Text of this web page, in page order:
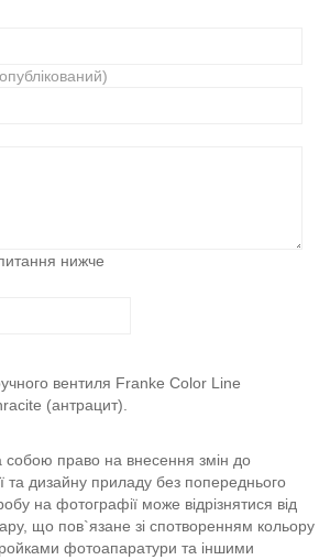
нижче
вентиля Franke Color Line
(антрацит).
право на внесення змін до
та дизайну приладу без попереднього
на фотографії може відрізнятися від
що пов`язане зі спотворенням кольору
фотоапаратури та іншими